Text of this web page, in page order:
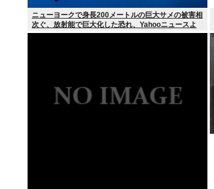
ニューヨークで身長200メートルの巨大サメの被害相
次ぐ、放射能で巨大化した恐れ、Yahooニュースよ
り